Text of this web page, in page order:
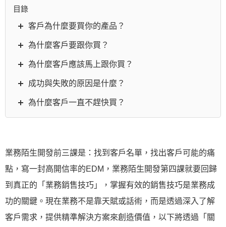
目錄
客戶為什麼要買你的產品？
為什麼客戶要跟你買？
為什麼客戶應該馬上跟你買？
成功與失敗的原因是什麼？
為什麼客戶一直不趕快買？
業務陌生開發前三課是：找到客戶名單，找出客戶可能的痛
點，寫一封高開信率的EDM，業務陌生開發第四課就要回歸
到真正的「業務銷售技巧」，掌握有效的銷售技巧是業務成
功的關鍵。現在業務不是靠天賦或話術，而是透過深入了解
客戶需求，提供精準解決方案來創造價值，以下將透過「關